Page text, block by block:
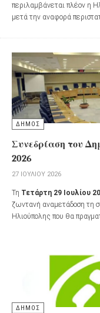
περιλαμβάνεται πλέον η
μετά την αναφορά
ΔΗΜΟΣ
Συνεδρίαση του
2026
27 ΙΟΥΛΊΟΥ 2026
Τη Τετάρτη 29 Ιουλίου
ζωντανή αναμετάδοση τη
Ηλιούπολης που θα
ΔΗΜΟΣ